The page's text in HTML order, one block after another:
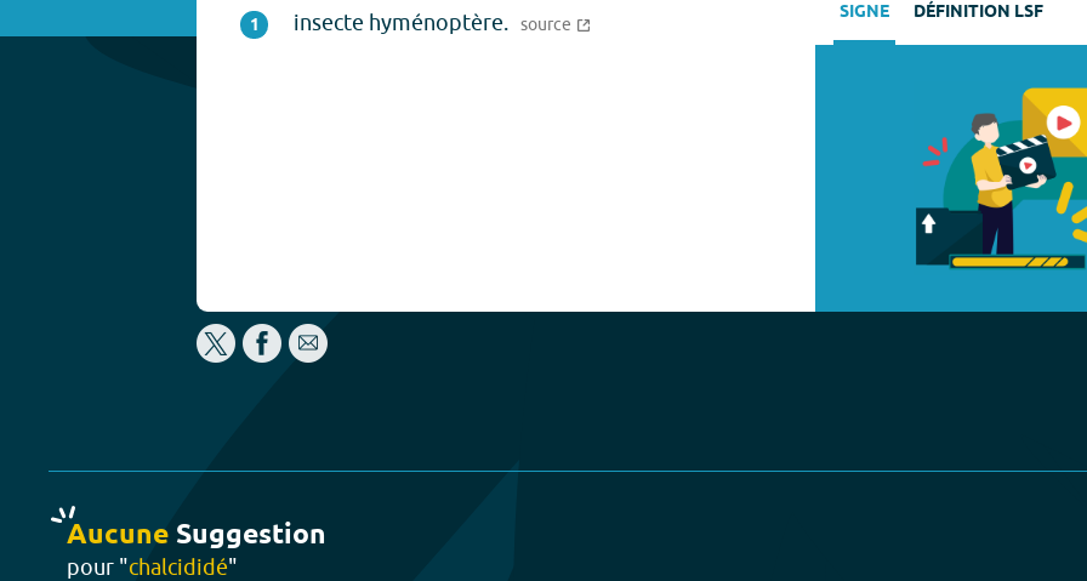
1 insecte hyménoptère. source SIGNE DÉFINITION LSF
Aucune Suggestion
pour "chalcididé"